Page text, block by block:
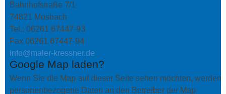
Bahnhofstraße 7/1
74821 Mosbach
Tel.: 06261 67447-93
Fax 06261 67447-94
info@maler-kressner.de
Google Map laden?
Wenn Sie die Map auf dieser Seite sehen möchten, werden
personenbezogene Daten an den Betreiber der Map